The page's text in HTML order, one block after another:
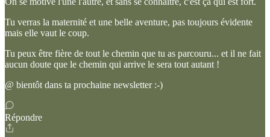
Tu verras la maternité et une belle aventure, pas toujours évidente
mais elle vaut le coup.
Tu peux être fière de tout le chemin que tu as parcouru... et il ne fait
aucun doute que le chemin qui arrive le sera tout autant !
@ bientôt dans ta prochaine newsletter :-)
Répondre